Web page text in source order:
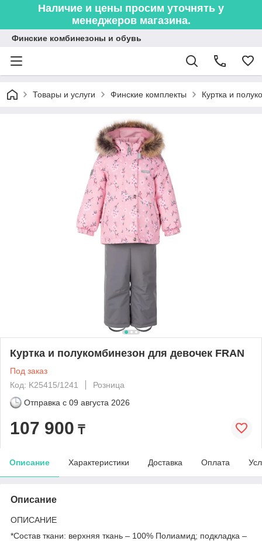
Наличие и цены просим уточнять у
менеджеров магазина.
Финские комбинезоны и обувь
Товары и услуги Финские комплекты Куртка и
Куртка и полукомбинезон для девочек FRAN
Под заказ
Код: K25415/1241
Розница
Отправка с 09 августа 2026
107 900 ₸
Описание Характеристики Доставка Оплата
Описание
ОПИСАНИЕ
*Состав ткани: верхняя ткань – 100% Полиамид; подкладка –